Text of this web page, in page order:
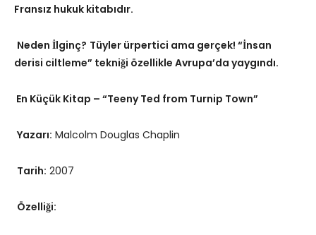
Fransız hukuk kitabıdır.
Neden İlginç? Tüyler ürpertici ama gerçek! “İnsan
derisi ciltleme” tekniği özellikle Avrupa’da yaygındı.
En Küçük Kitap – “Teeny Ted from Turnip Town”
Yazarı: Malcolm Douglas Chaplin
Tarih: 2007
Özelliği: